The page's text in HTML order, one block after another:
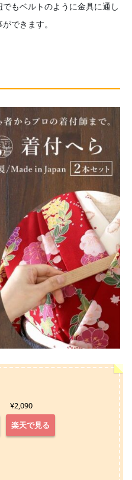
もベルトのように金具に通し
できます。
¥2,090
楽天で見る